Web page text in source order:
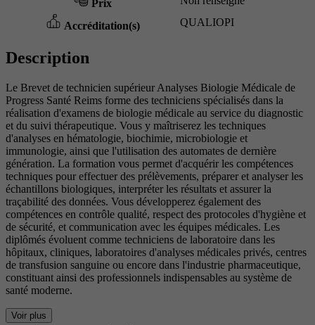
Prix
Accréditation(s) QUALIOPI
Description
Le Brevet de technicien supérieur Analyses Biologie Médicale de
Progress Santé Reims forme des techniciens spécialisés dans la
réalisation d'examens de biologie médicale au service du diagnostic
et du suivi thérapeutique. Vous y maîtriserez les techniques
d'analyses en hématologie, biochimie, microbiologie et
immunologie, ainsi que l'utilisation des automates de dernière
génération. La formation vous permet d'acquérir les compétences
techniques pour effectuer des prélèvements, préparer et analyser les
échantillons biologiques, interpréter les résultats et assurer la
traçabilité des données. Vous développerez également des
compétences en contrôle qualité, respect des protocoles d'hygiène et
de sécurité, et communication avec les équipes médicales. Les
diplômés évoluent comme techniciens de laboratoire dans les
hôpitaux, cliniques, laboratoires d'analyses médicales privés, centres
de transfusion sanguine ou encore dans l'industrie pharmaceutique,
constituant ainsi des professionnels indispensables au système de
santé moderne.
Voir plus